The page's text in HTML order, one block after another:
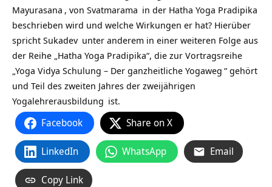
Mayurasana , von Svatmarama in der Hatha Yoga Pradipika
beschrieben wird und welche Wirkungen er hat? Hierüber
spricht Sukadev unter anderem in einer weiteren Folge aus
der Reihe „Hatha Yoga Pradipika“, die zur Vortragsreihe
„Yoga Vidya Schulung – Der ganzheitliche Yogaweg “ gehört
und Teil des zweiten Jahres der zweijährigen
Yogalehrerausbildung ist.
Facebook Share on X
LinkedIn WhatsApp Email
Copy Link